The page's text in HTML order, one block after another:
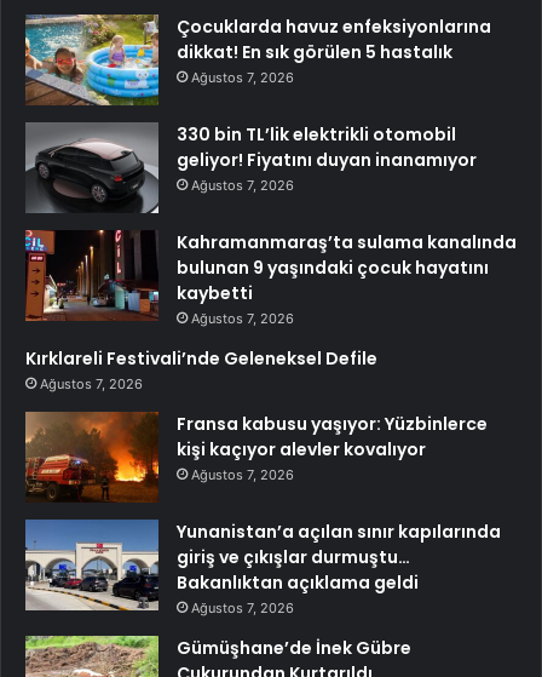
Çocuklarda havuz enfeksiyonlarına
dikkat! En sık görülen 5 hastalık
Ağustos 7, 2026
330 bin TL’lik elektrikli otomobil
geliyor! Fiyatını duyan inanamıyor
Ağustos 7, 2026
Kahramanmaraş’ta sulama kanalında
bulunan 9 yaşındaki çocuk hayatını
kaybetti
Ağustos 7, 2026
Kırklareli Festivali’nde Geleneksel Defile
Ağustos 7, 2026
Fransa kabusu yaşıyor: Yüzbinlerce
kişi kaçıyor alevler kovalıyor
Ağustos 7, 2026
Yunanistan’a açılan sınır kapılarında
giriş ve çıkışlar durmuştu…
Bakanlıktan açıklama geldi
Ağustos 7, 2026
Gümüşhane’de İnek Gübre